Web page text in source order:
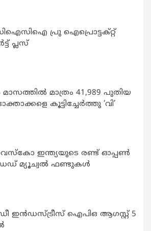
പ്രു ഐപ്രൊട്ടക്റ്റ്
പ്ലസ്
മാത്രം 41,989 പുതിയ
കൂട്ടിച്ചേർത്തു ‘വി’
ഇന്ത്യയുടെ രണ്ട് ഓപ്പണ്‍
മ്യൂച്വല്‍ ഫണ്ടുകള്‍
ഇൻഡസ്ട്രീസ് ഐപിഒ ആഗസ്റ്റ് 5